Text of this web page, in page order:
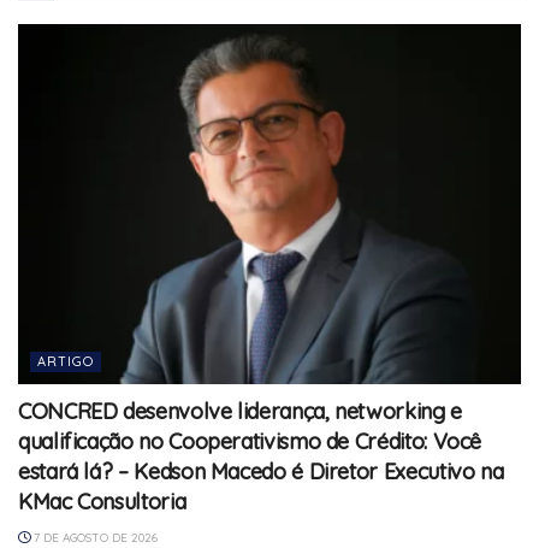
ARTIGO
CONCRED desenvolve liderança, networking e
qualificação no Cooperativismo de Crédito: Você
estará lá? – Kedson Macedo é Diretor Executivo na
KMac Consultoria
7 DE AGOSTO DE 2026